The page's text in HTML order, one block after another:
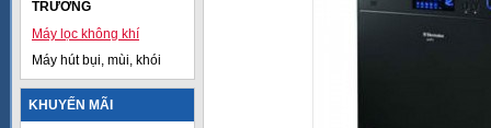
TRƯỜNG
Máy lọc không khí
Máy hút bụi, mùi, khói
KHUYẾN MÃI